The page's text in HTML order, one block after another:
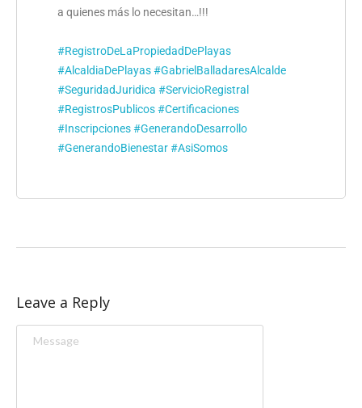
a quienes más lo necesitan…!!!
#RegistroDeLaPropiedadDePlayas
#AlcaldiaDePlayas#GabrielBalladaresAlcalde
#SeguridadJuridica #ServicioRegistral
#RegistrosPublicos#Certificaciones
#Inscripciones#GenerandoDesarrollo
#GenerandoBienestar#AsiSomos
Leave a Reply